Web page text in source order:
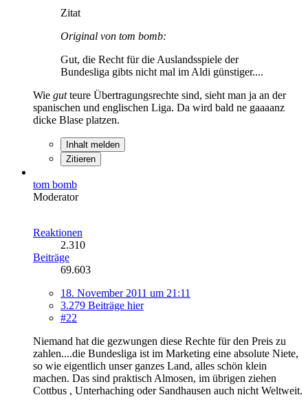
Zitat
Original von tom bomb:
Gut, die Recht für die Auslandsspiele der
Bundesliga gibts nicht mal im Aldi günstiger....
Wie gutteure Übertragungsrechte sind, sieht man ja an der
spanischen und englischen Liga. Da wird bald ne gaaaanz
dicke Blase platzen.
Inhalt melden
Zitieren
tom bomb
Moderator
Reaktionen
2.310
Beiträge
69.603
18. November 2011 um 21:11
3.279 Beiträge hier
#22
Niemand hat die gezwungen diese Rechte für den Preis zu
zahlen....die Bundesliga ist im Marketing eine absolute Niete,
so wie eigentlich unser ganzes Land, alles schön klein
machen. Das sind praktisch Almosen, im übrigen ziehen
Cottbus , Unterhaching oder Sandhausen auch nicht Weltweit.